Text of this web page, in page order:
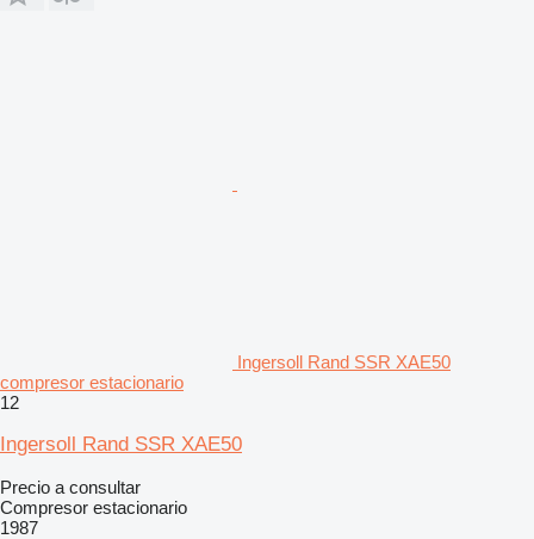
Ingersoll Rand SSR XAE50
compresor estacionario
12
Ingersoll Rand SSR XAE50
Precio a consultar
Compresor estacionario
1987